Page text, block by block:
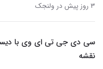
۳ روز پیش در ولنجک
نقشه